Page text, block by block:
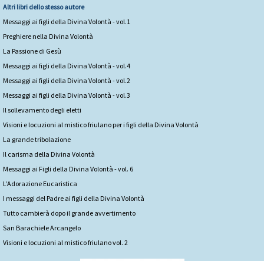
Altri libri dello stesso autore
Messaggi ai figli della Divina Volontà - vol.1
Preghiere nella Divina Volontà
La Passione di Gesù
Messaggi ai figli della Divina Volontà - vol.4
Messaggi ai figli della Divina Volontà - vol.2
Messaggi ai figli della Divina Volontà - vol.3
Il sollevamento degli eletti
Visioni e locuzioni al mistico friulano per i figli della Divina Volontà
La grande tribolazione
Il carisma della Divina Volontà
Messaggi ai Figli della Divina Volontà - vol. 6
L’Adorazione Eucaristica
I messaggi del Padre ai figli della Divina Volontà
Tutto cambierà dopo il grande avvertimento
San Barachiele Arcangelo
Visioni e locuzioni al mistico friulano vol. 2